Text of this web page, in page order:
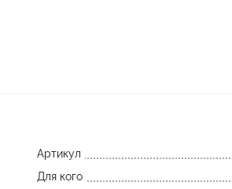
Артикул
Для кого